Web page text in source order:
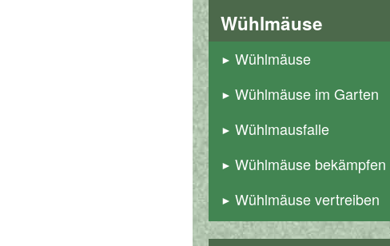
Wühlmäuse
Wühlmäuse
Wühlmäuse im Garten
Wühlmausfalle
Wühlmäuse bekämpfen
Wühlmäuse vertreiben